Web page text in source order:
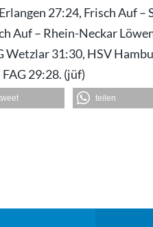
27:24, Frisch Auf
Auf – Rhein-Neckar
Wetzlar 31:30, HSV
29:28. (jüf)
teilen